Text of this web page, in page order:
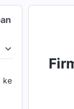
ke
ke